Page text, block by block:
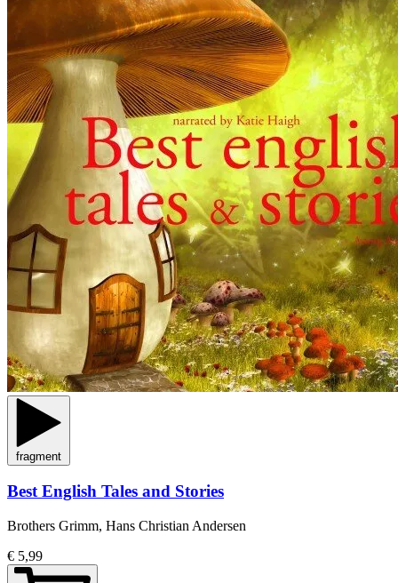
fragment
Best English Tales and Stories
Brothers Grimm, Hans Christian Andersen
€ 5,99